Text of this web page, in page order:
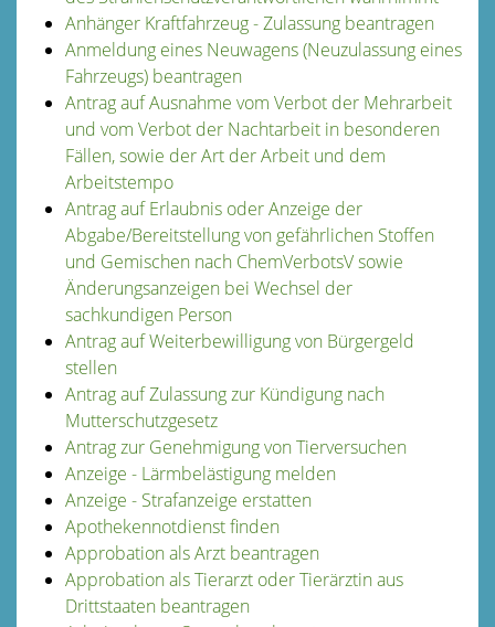
Anhänger Kraftfahrzeug - Zulassung beantragen
Anmeldung eines Neuwagens (Neuzulassung eines
Fahrzeugs) beantragen
Antrag auf Ausnahme vom Verbot der Mehrarbeit
und vom Verbot der Nachtarbeit in besonderen
Fällen, sowie der Art der Arbeit und dem
Arbeitstempo
Antrag auf Erlaubnis oder Anzeige der
Abgabe/Bereitstellung von gefährlichen Stoffen
und Gemischen nach ChemVerbotsV sowie
Änderungsanzeigen bei Wechsel der
sachkundigen Person
Antrag auf Weiterbewilligung von Bürgergeld
stellen
Antrag auf Zulassung zur Kündigung nach
Mutterschutzgesetz
Antrag zur Genehmigung von Tierversuchen
Anzeige - Lärmbelästigung melden
Anzeige - Strafanzeige erstatten
Apothekennotdienst finden
Approbation als Arzt beantragen
Approbation als Tierarzt oder Tierärztin aus
Drittstaaten beantragen